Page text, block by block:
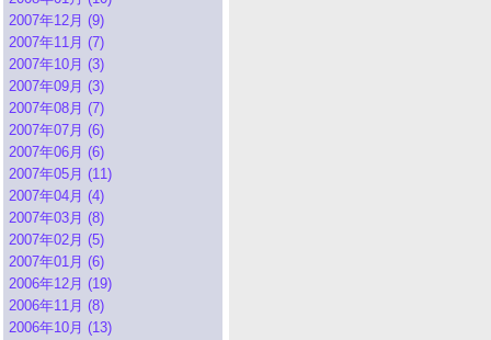
2007年12月 (9)
2007年11月 (7)
2007年10月 (3)
2007年09月 (3)
2007年08月 (7)
2007年07月 (6)
2007年06月 (6)
2007年05月 (11)
2007年04月 (4)
2007年03月 (8)
2007年02月 (5)
2007年01月 (6)
2006年12月 (19)
2006年11月 (8)
2006年10月 (13)